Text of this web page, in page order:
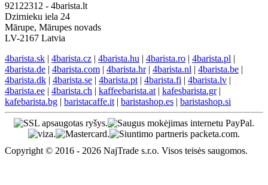
92122312 - 4barista.lt
Dzirnieku iela 24
Mārupe, Mārupes novads
LV-2167 Latvia
4barista.sk | 4barista.cz | 4barista.hu | 4barista.ro | 4barista.pl |
4barista.de | 4barista.com | 4barista.hr| 4barista.nl | 4barista.be |
4barista.dk | 4barista.se | 4barista.pt | 4barista.fi | 4barista.lv |
4barista.ee | 4barista.ch | kaffeebarista.at | kafesbarista.gr|
kafebarista.bg | baristacaffe.it | baristashop.es | baristashop.si
Copyright © 2016 - 2026 NajTrade s.r.o. Visos teisės saugomos.